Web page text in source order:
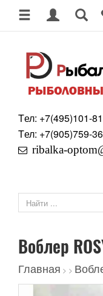
Tел: +7(495)101-
Tел: +7(905)759-
ribalka-
Воблер
Главная > >